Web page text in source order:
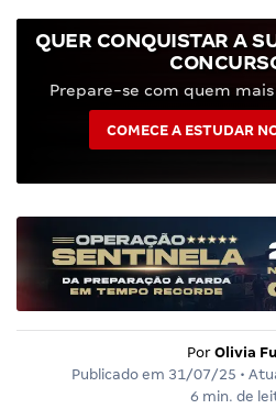
QUER CONQUISTAR A
Prepare-se com quem
COMECE A ESTUDAR
Por Olivia
Publicado em 31/07/25 •
6 min. de